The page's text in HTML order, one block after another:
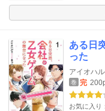
ある日
った
アイオハ
巻 完
お気に入り